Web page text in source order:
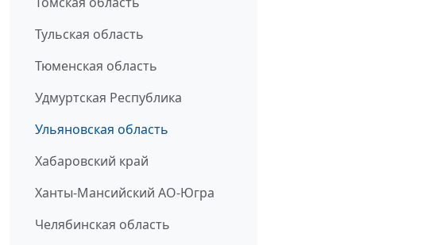
Тульская область
Тюменская область
Удмуртская Республика
Ульяновская область
Хабаровский край
Ханты-Мансийский АО-Югра
Челябинская область